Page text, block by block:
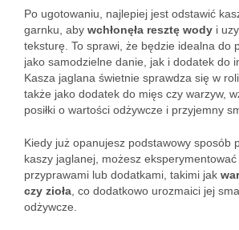
Po ugotowaniu, najlepiej jest odstawić
garnku, aby wchłonęła resztę wody i
teksturę. To sprawi, że będzie idealna do
jako samodzielne danie, jak i dodatek do
Kasza jaglana świetnie sprawdza się w
także jako dodatek do mięs czy warzyw,
posiłki o wartości odżywcze i przyjemny
Kiedy już opanujesz podstawowy sposób
kaszy jaglanej, możesz
przyprawami lub dodatkami, takimi jak
czy zioła , co dodatkowo urozmaici jej
odżywcze.